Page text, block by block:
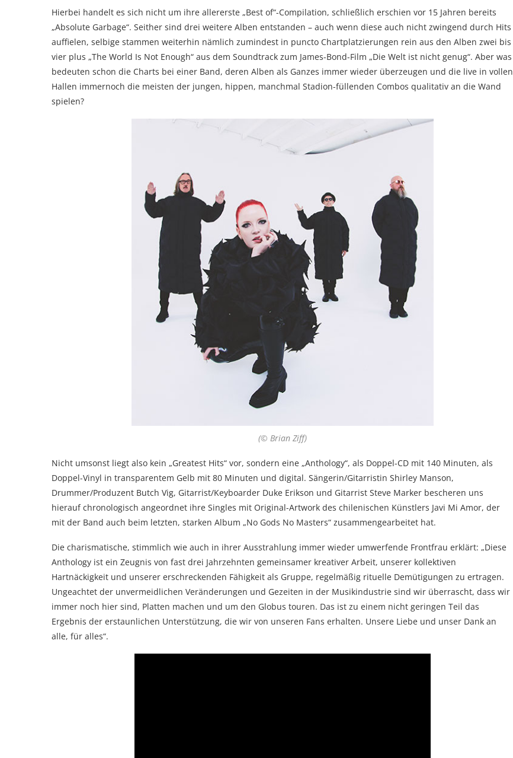
Hierbei handelt es sich nicht um ihre allererste „Best of“-Compilation, schließlich erschien vor 15 Jahren bereits
„Absolute Garbage“. Seither sind drei weitere Alben entstanden – auch wenn diese auch nicht zwingend durch Hits
auffielen, selbige stammen weiterhin nämlich zumindest in puncto Chartplatzierungen rein aus den Alben zwei bis
vier plus „The World Is Not Enough“ aus dem Soundtrack zum James-Bond-Film „Die Welt ist nicht genug“. Aber was
bedeuten schon die Charts bei einer Band, deren Alben als Ganzes immer wieder überzeugen und die live in vollen
Hallen immernoch die meisten der jungen, hippen, manchmal Stadion-füllenden Combos qualitativ an die Wand
spielen?
(© Brian Ziff)
Nicht umsonst liegt also kein „Greatest Hits“ vor, sondern eine „Anthology“, als Doppel-CD mit 140 Minuten, als
Doppel-Vinyl in transparentem Gelb mit 80 Minuten und digital. Sängerin/Gitarristin Shirley Manson,
Drummer/Produzent Butch Vig, Gitarrist/Keyboarder Duke Erikson und Gitarrist Steve Marker bescheren uns
hierauf chronologisch angeordnet ihre Singles mit Original-Artwork des chilenischen Künstlers Javi Mi Amor, der
mit der Band auch beim letzten, starken Album „No Gods No Masters“ zusammengearbeitet hat.
Die charismatische, stimmlich wie auch in ihrer Ausstrahlung immer wieder umwerfende Frontfrau erklärt: „Diese
Anthology ist ein Zeugnis von fast drei Jahrzehnten gemeinsamer kreativer Arbeit, unserer kollektiven
Hartnäckigkeit und unserer erschreckenden Fähigkeit als Gruppe, regelmäßig rituelle Demütigungen zu ertragen.
Ungeachtet der unvermeidlichen Veränderungen und Gezeiten in der Musikindustrie sind wir überrascht, dass wir
immer noch hier sind, Platten machen und um den Globus touren. Das ist zu einem nicht geringen Teil das
Ergebnis der erstaunlichen Unterstützung, die wir von unseren Fans erhalten. Unsere Liebe und unser Dank an
alle, für alles“.